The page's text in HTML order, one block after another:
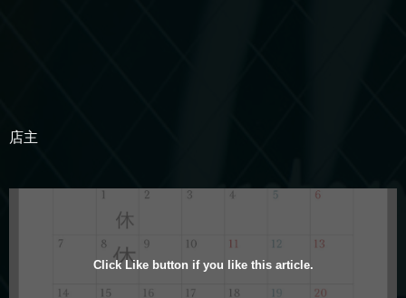
店主
Click Like button if you like this article.